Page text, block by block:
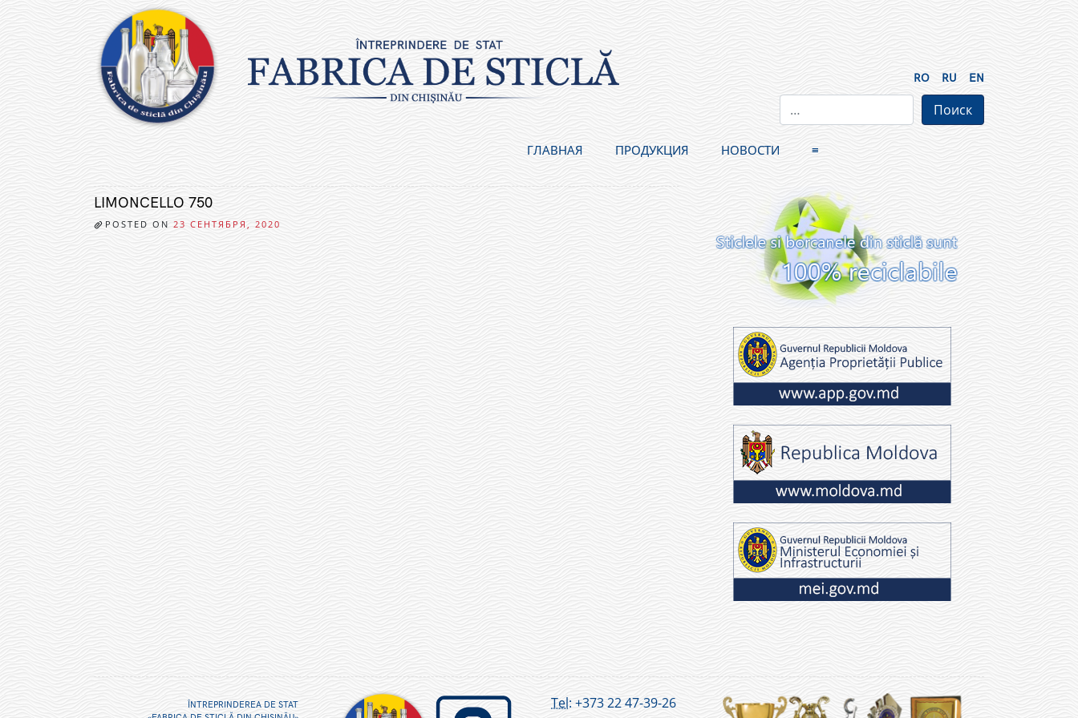
content
RO RU EN
ГЛАВНАЯ ПРОДУКЦИЯ НОВОСТИ ≡
LIMONCELLO 750
POSTED ON 23 СЕНТЯБРЯ, 2020
ÎNTREPRINDEREA DE STAT
Tel: +373 22 47-39-26